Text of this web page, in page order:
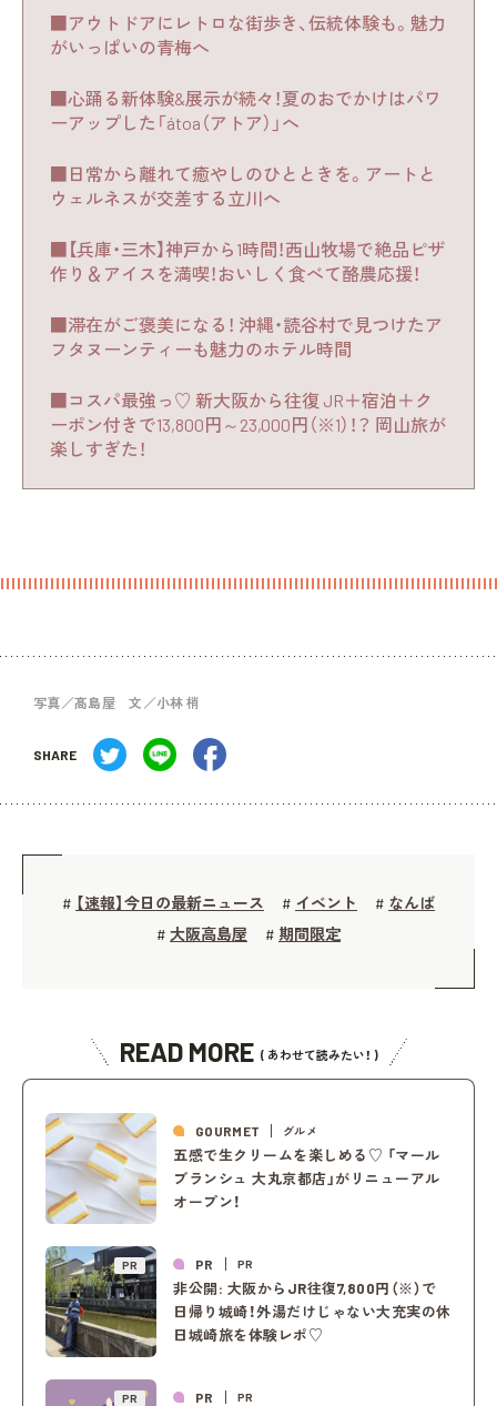
■アウトドアにレトロな街歩き、伝統体験も。魅力
がいっぱいの青梅へ
■心踊る新体験&展示が続々！夏のおでかけはパワ
ーアップした「átoa（アトア）」へ
■日常から離れて癒やしのひとときを。アートと
ウェルネスが交差する立川へ
■【兵庫・三木】神戸から1時間！西山牧場で絶品ピザ
作り＆アイスを満喫！おいしく食べて酪農応援！
■滞在がご褒美になる！ 沖縄・読谷村で見つけたア
フタヌーンティーも魅力のホテル時間
■コスパ最強っ♡ 新大阪から往復 JR＋宿泊＋ク
ーポン付きで13,800円～23,000円（※1）！？ 岡山旅が
楽しすぎた！
写真／髙島屋 文／小林 梢
SHARE
# 【速報】今日の最新ニュース # イベント # なんば
# 大阪高島屋 # 期間限定
READ MORE ( あわせて読みたい！ )
GOURMET グルメ
五感で生クリームを楽しめる♡ 「マール
ブランシュ 大丸京都店」がリニューアル
オープン！
PR PR PR
非公開: 大阪からJR往復7,800円（※）で
日帰り城崎！外湯だけじゃない大充実の休
日城崎旅を体験レポ♡
PR PR PR